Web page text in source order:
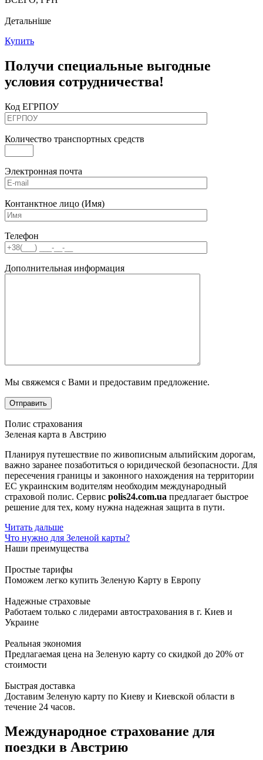
Детальніше
Купить
Получи специальные выгодные
условия сотрудничества!
Код ЕГРПОУ
Количество транспортных средств
Электронная почта
Контанктное лицо (Имя)
Телефон
Дополнительная информация
Мы свяжемся с Вами и предоставим предложение.
Полис страхования
Зеленая карта в Австрию
Планируя путешествие по живописным альпийским дорогам,
важно заранее позаботиться о юридической безопасности. Для
пересечения границы и законного нахождения на территории
ЕС украинским водителям необходим международный
страховой полис. Сервис polis24.com.ua предлагает быстрое
решение для тех, кому нужна надежная защита в пути.
Читать дальше
Что нужно для Зеленой карты?
Наши преимущества
Простые тарифы
Поможем легко купить Зеленую Карту в Европу
Надежные страховые
Работаем только с лидерами автострахования в г. Киев и
Украине
Реальная экономия
Предлагаемая цена на Зеленую карту со скидкой до 20% от
стоимости
Быстрая доставка
Доставим Зеленую карту по Киеву и Киевской области в
течение 24 часов.
Международное страхование для
поездки в Австрию